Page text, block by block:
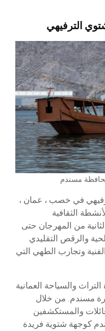
الترفيهي
مسندم
في خصب ، عمان ،
الثقافية
من المهرجان حتى
والرقص التقليدي
وتجارب الطهي التي
والسياحة العمانية
مسندم. من خلال
والمستكشفين
كوجهة شتوية فريدة